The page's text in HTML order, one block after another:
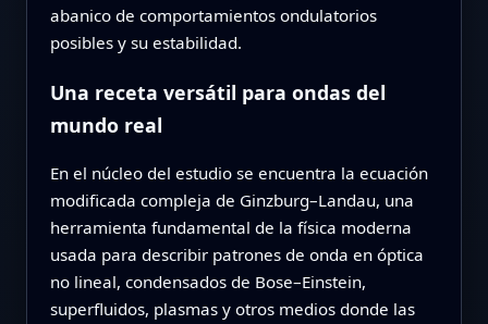
abanico de comportamientos ondulatorios
posibles y su estabilidad.
Una receta versátil para ondas del
mundo real
En el núcleo del estudio se encuentra la ecuación
modificada compleja de Ginzburg–Landau, una
herramienta fundamental de la física moderna
usada para describir patrones de onda en óptica
no lineal, condensados de Bose–Einstein,
superfluidos, plasmas y otros medios donde las